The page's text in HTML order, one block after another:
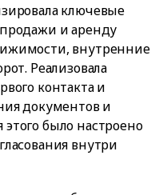
ключевые
и аренду
внутренние
Реализовала
контакта и
документов и
было настроено
внутри